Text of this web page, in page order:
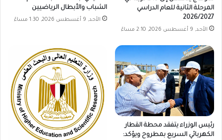
المرحلة الثانية للعام الدراسي
2026/2027
الأحد, 9 أغسطس 2026, 2:10 مساءً
الشباب والأبطال الرياضيين
الأحد, 9 أغسطس 2026, 1:30 مساءً
رئيس الوزراء يتفقد محطة القطار
الكهربائي السريع بمطروح ويؤكد: